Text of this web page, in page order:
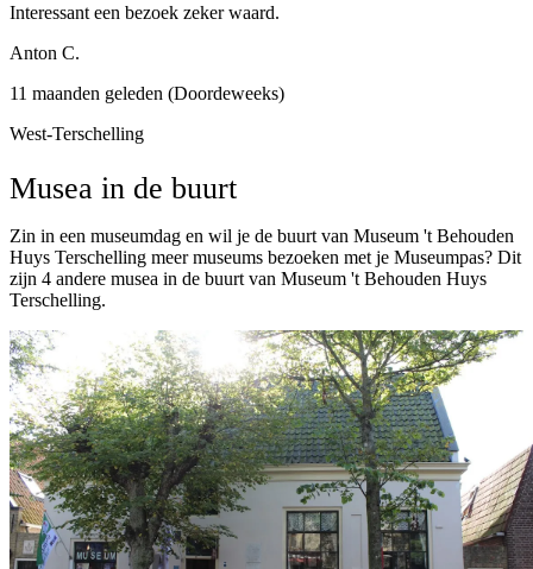
Interessant een bezoek zeker waard.
Anton C.
11 maanden geleden (Doordeweeks)
West-Terschelling
Musea in de buurt
Zin in een museumdag en wil je de buurt van Museum 't Behouden
Huys Terschelling meer museums bezoeken met je Museumpas? Dit
zijn 4 andere musea in de buurt van Museum 't Behouden Huys
Terschelling.